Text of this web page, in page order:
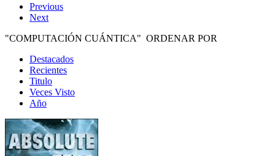
Previous
Next
"COMPUTACIÓN CUÁNTICA" ORDENAR POR
Destacados
Recientes
Titulo
Veces Visto
Año